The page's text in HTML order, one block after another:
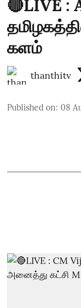
🔴LIVE :
களம்
thanthitv
Published on: 08